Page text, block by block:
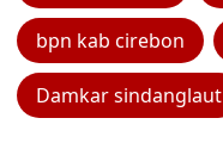
bpn kab cirebon
Damkar sindanglaut